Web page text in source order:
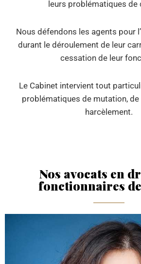
leurs problématiques de
Nous défendons les agents pour
durant le déroulement de leur
cessation de leur
Le Cabinet intervient tout
problématiques de mutation,
harcèlement.
Nos avocats en
fonctionnaires